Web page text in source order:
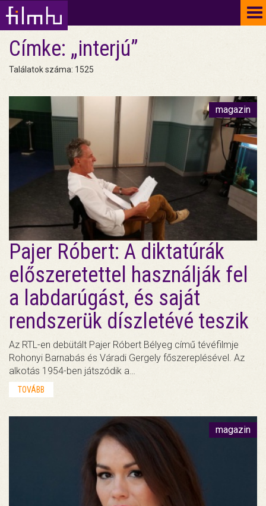
Címke: „interjú”
Találatok száma: 1525
magazin
Pajer Róbert: A diktatúrák
előszeretettel használják fel
a labdarúgást, és saját
rendszerük díszletévé teszik
Az RTL-en debütált Pajer Róbert Bélyeg című tévéfilmje
Rohonyi Barnabás és Váradi Gergely főszereplésével. Az
alkotás 1954-ben játszódik a…
TOVÁBB
magazin